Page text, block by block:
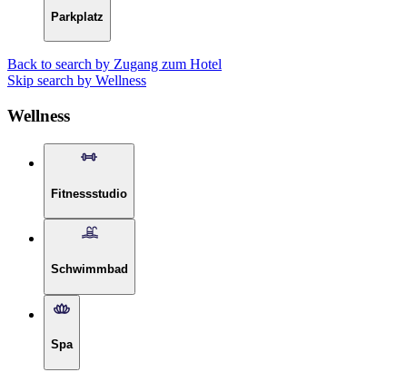
Parkplatz
Back to search by Zugang zum Hotel
Skip search by Wellness
Wellness
Fitnessstudio
Schwimmbad
Spa